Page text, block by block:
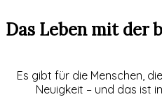
Das Leben mit der
Es gibt für die Menschen,
Neuigkeit – und das ist